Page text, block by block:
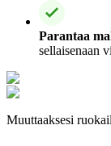
Parantaa
sellaisenaan
Muuttaaksesi